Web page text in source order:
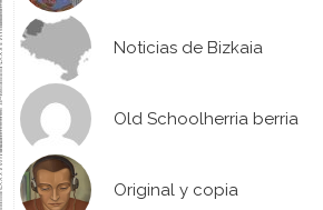
Noticias de Bizkaia
Old Schoolherria berria
Original y copia